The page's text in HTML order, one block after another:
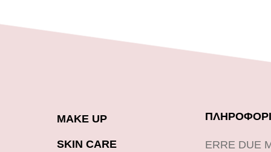
MAKE UP
SKIN CARE ERRE DUE